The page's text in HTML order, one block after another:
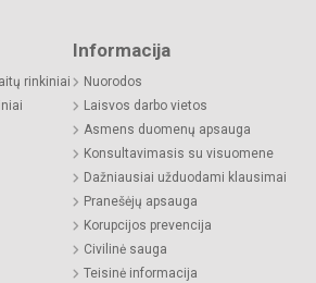
rinkiniai
Informacija
Nuorodos
Laisvos darbo vietos
Asmens duomenų apsauga
Konsultavimasis su visuomene
Dažniausiai užduodami klausimai
Pranešėjų apsauga
Korupcijos prevencija
Civilinė sauga
Teisinė informacija